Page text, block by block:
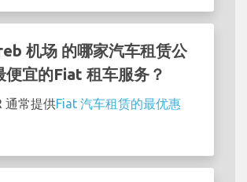
机场 的哪家汽车租赁公
便宜的Fiat 租车服务？
通常提供Fiat 汽车租赁的最优惠